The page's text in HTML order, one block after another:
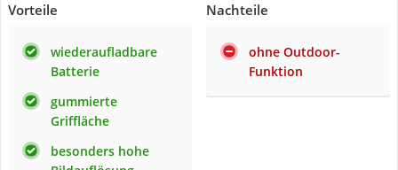
Vorteile
wiederaufladbare
Batterie
gummierte
Griffläche
besonders hohe
Nachteile
ohne Outdoor-
Funktion